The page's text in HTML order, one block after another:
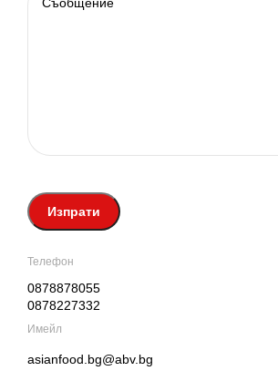
Телефон
0878878055
0878227332
Имейл
asianfood.bg@abv.bg